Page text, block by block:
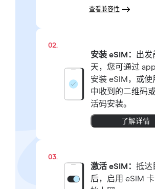
查看兼容性
02.
安装 eSIM： 出发
天，您可通过
安装 eSIM，或使
中收到的二维码
活码安装。
了解详情
03.
激活 eSIM： 抵达
后，启用 eSIM